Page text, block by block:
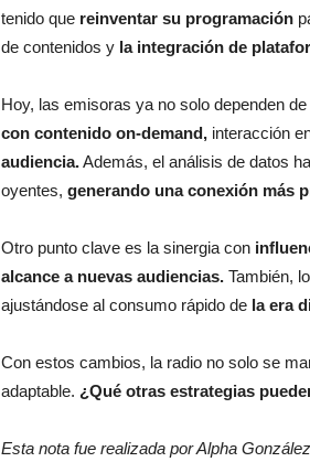
tenido que reinventar su programación
de contenidos y la integración de
Hoy, las emisoras ya no solo dependen de
con contenido on-demand, interacción
audiencia.Además, el análisis de datos
oyentes, generando una conexión más
Otro punto clave es la sinergia con
alcance a nuevas audiencias. También,
ajustándose al consumo rápido de la era
Con estos cambios, la radio no solo se
adaptable. ¿Qué otras estrategias
Esta nota fue realizada por Alpha